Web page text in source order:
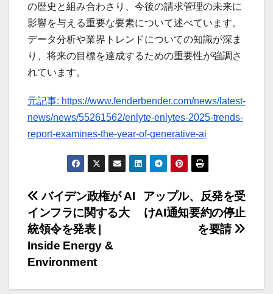
の歴史と組み合わさり、今後の請求管理の未来に
影響を与える重要な要素について述べています。
データ分析や業界トレンドについての知識が深ま
り、将来の目標を達成するための重要性が強調さ
れています。
元記事: https://www.fenderbender.com/news/latest-
news/news/55261562/enlyte-enlytes-2025-trends-
report-examines-the-year-of-generative-ai
投
稿
ナ
アップル、反発を受
けAI通知要約の停止
を要請
バイデン政権が AI
インフラに関する大
統領令を発表 |
Inside Energy &
Environment